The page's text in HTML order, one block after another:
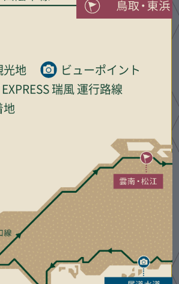
光地
ビューポイント
瑞風 運行路線
地